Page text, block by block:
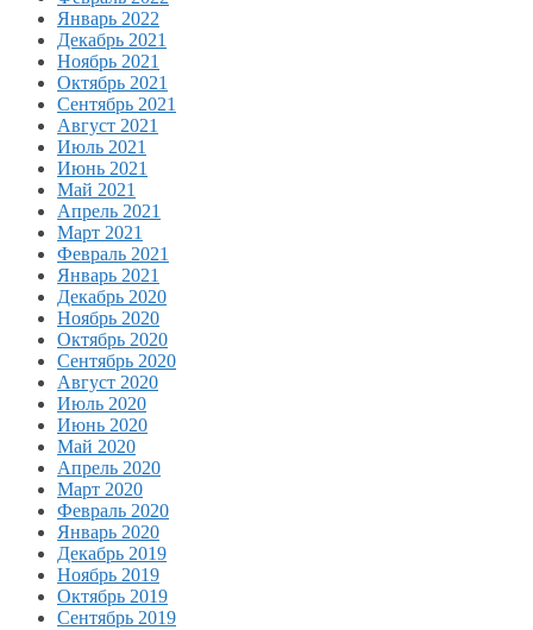
Январь 2022
Декабрь 2021
Ноябрь 2021
Октябрь 2021
Сентябрь 2021
Август 2021
Июль 2021
Июнь 2021
Май 2021
Апрель 2021
Март 2021
Февраль 2021
Январь 2021
Декабрь 2020
Ноябрь 2020
Октябрь 2020
Сентябрь 2020
Август 2020
Июль 2020
Июнь 2020
Май 2020
Апрель 2020
Март 2020
Февраль 2020
Январь 2020
Декабрь 2019
Ноябрь 2019
Октябрь 2019
Сентябрь 2019